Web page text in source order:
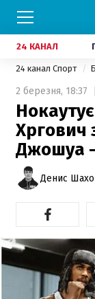
24 КАНАЛ
24 канал Спорт
2 березня, 18:37
Хргович
Джошуа
Денис